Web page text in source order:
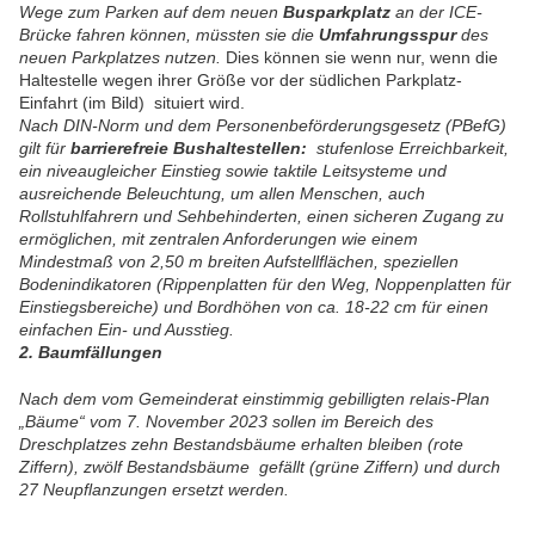
Wege zum Parken auf dem neuen Busparkplatz an der ICE-
Brücke fahren können, müssten sie die Umfahrungsspurdes
neuen Parkplatzes nutzen. Dies können sie wenn nur, wenn die
Haltestelle wegen ihrer Größe vor der südlichen Parkplatz-
Einfahrt (im Bild) situiert wird.
Nach DIN-Norm und dem Personenbeförderungsgesetz (PBefG)
gilt für barrierefreie Bushaltestellen: stufenlose Erreichbarkeit,
ein niveaugleicher Einstieg sowie taktile Leitsysteme und
ausreichende Beleuchtung, um allen Menschen, auch
Rollstuhlfahrern und Sehbehinderten, einen sicheren Zugang zu
ermöglichen, mit zentralen Anforderungen wie einem
Mindestmaß von 2,50 m breiten Aufstellflächen, speziellen
Bodenindikatoren (Rippenplatten für den Weg, Noppenplatten für
Einstiegsbereiche) und Bordhöhen von ca. 18-22 cm für einen
einfachen Ein- und Ausstieg.
2. Baumfällungen
Nach dem vom Gemeinderat einstimmig gebilligten relais-Plan
„Bäume“ vom 7. November 2023 sollen im Bereich des
Dreschplatzes zehn Bestandsbäume erhalten bleiben (rote
Ziffern), zwölf Bestandsbäume gefällt (grüne Ziffern) und durch
27 Neupflanzungen ersetzt werden.